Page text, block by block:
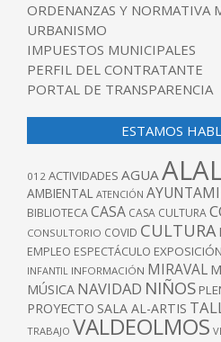
ORDENANZAS Y NORMATIVA
URBANISMO
IMPUESTOS MUNICIPALES
PERFIL DEL CONTRATANTE
PORTAL DE TRANSPARENCIA
ESTAMOS
012 ACTIVIDADES AGUA
AMBIENTAL ATENCIÓN
BIBLIOTECACASA CASA CULTURA
CONSULTORIO COVID CULTURA
EMPLEO ESPECTÁCULO EXPOSICIÓN
INFANTIL INFORMACIÓN MIRAVAL
MÚSICA NAVIDAD NIÑOS
PROYECTO SALA AL-ARTIS
TRABAJO VALDEOLMOS